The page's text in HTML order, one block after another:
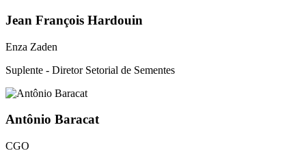
Jean François Hardouin
Enza Zaden
Suplente - Diretor Setorial de Sementes
Antônio Baracat
CGO